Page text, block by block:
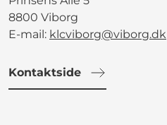
8800 Viborg
E-mail: klcviborg@viborg.dk
Kontaktside